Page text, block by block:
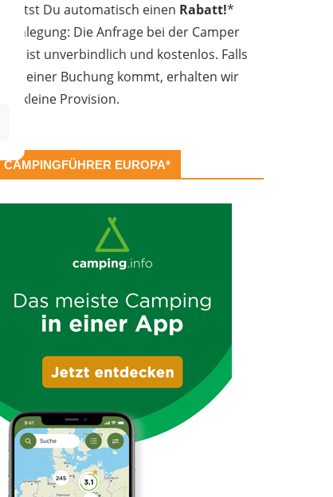
erhältst Du automatisch einen Rabatt!*
Offenlegung: Die Anfrage bei der Camper
Oase ist unverbindlich und kostenlos. Falls
es zu einer Buchung kommt, erhalten wir
eine kleine Provision.
CAMPINGFÜHRER EUROPA*